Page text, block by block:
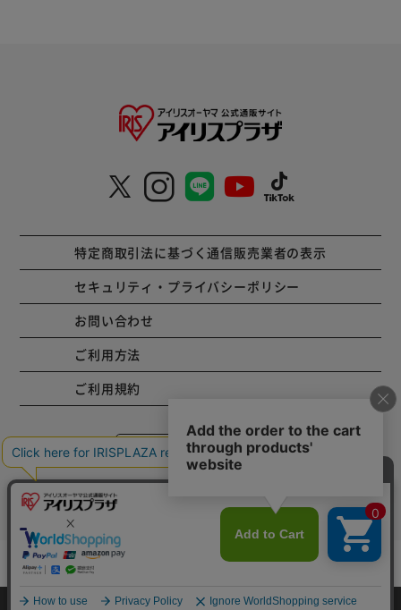
フレッシュ･ブルー･シャボンとフレッシュ･シトラスは消臭
成分最高レベル配合！
菌します。特定の菌・条件下で試験。全ての菌に同様の効果
特定商取引法に基づく通信販売業者の表示
セキュリティ・プライバシーポリシー
お問い合わせ
ご利用方法
ご利用規約
コーポレートサイト
Copyright © 2001 IRISPLAZA. ALL Rights Reserved.